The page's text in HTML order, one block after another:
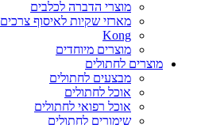
מוצרי הדברה לכלבים
מארזי שקיות לאיסוף צרכים
Kong
מוצרים מיוחדים
מוצרים לחתולים
מבצעים לחתולים
אוכל לחתולים
אוכל רפואי לחתולים
שימורים לחתולים